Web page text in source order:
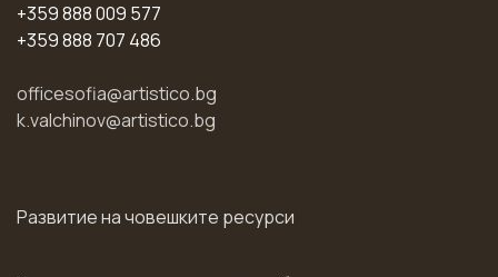
+359 888 009 577
+359 888 707 486
officesofia@artistico.bg
k.valchinov@artistico.bg
Развитие на човешките ресурси